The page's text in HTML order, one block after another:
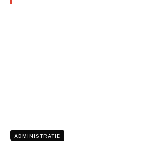
ADMINISTRATIE